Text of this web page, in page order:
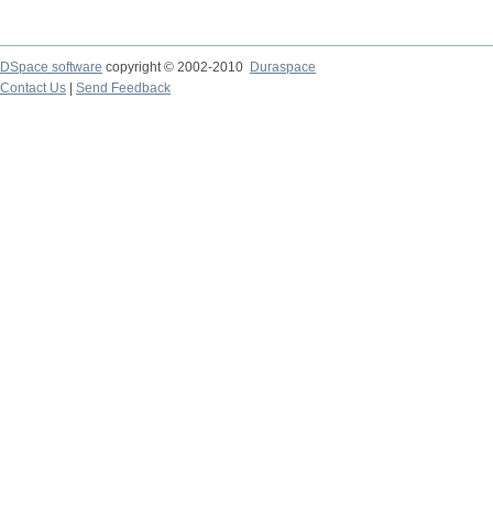
DSpace software copyright © 2002-2010 Duraspace
Contact Us
Send Feedback